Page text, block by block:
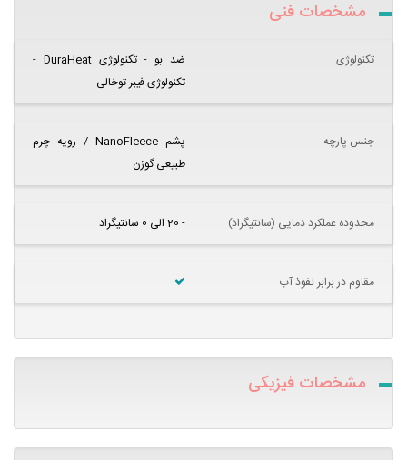
مشخصات فنی
تکنولوژی
ضد بو - تکنولوژی DuraHeat -
تکنولوژی فیبر توخالی
جنس پارچه
پشم NanoFleece / رویه چرم
طبیعی گوزن
محدوده عملکرد دمایی (سانتیگراد) - 20 الی 0 سانتیگراد
مقاوم در برابر نفوذ آب
مشخصات فیزیکی